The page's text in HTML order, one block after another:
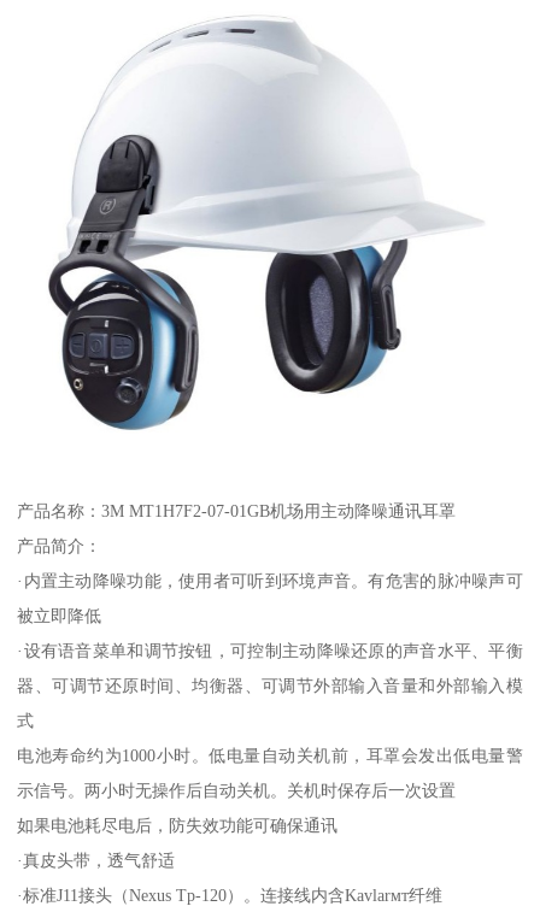
产品名称：3M MT1H7F2-07-01GB机场用主动降噪通讯耳罩
产品简介：
·内置主动降噪功能，使用者可听到环境声音。有危害的脉冲噪声可
被立即降低
·设有语音菜单和调节按钮，可控制主动降噪还原的声音水平、平衡
器、可调节还原时间、均衡器、可调节外部输入音量和外部输入模
式
电池寿命约为1000小时。低电量自动关机前，耳罩会发出低电量警
示信号。两小时无操作后自动关机。关机时保存后一次设置
如果电池耗尽电后，防失效功能可确保通讯
·真皮头带，透气舒适
·标准J11接头（Nexus Tp-120）。连接线内含Kavlarмт纤维